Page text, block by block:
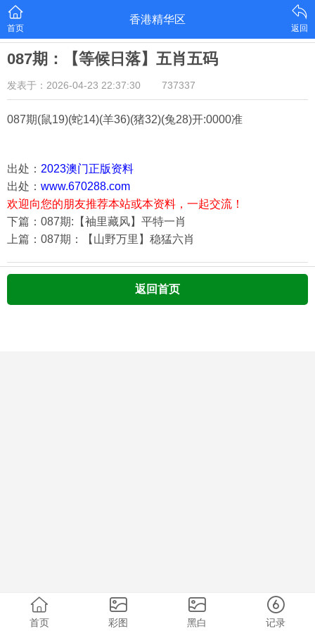
首页
香港精华区
返回
087期：【等候日落】五肖五码
发表于：2026-04-23 22:37:30 737337
087期(鼠19)(蛇14)(羊36)(猪32)(兔28)开:0000准
出处： 2023澳门正版资料
出处： www.670288.com
欢迎向您的朋友推荐本站或本资料，一起交流！
下篇：087期:【袖里藏风】平特一肖
上篇：087期：【山野万里】稳猛六肖
返回首页
首页 彩图 黑白 记录